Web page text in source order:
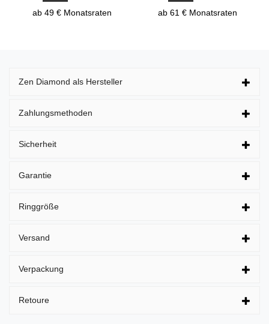
ab 49 € Monatsraten
ab 61 € Monatsraten
Zen Diamond als Hersteller
Zahlungsmethoden
Sicherheit
Garantie
Ringgröße
Versand
Verpackung
Retoure